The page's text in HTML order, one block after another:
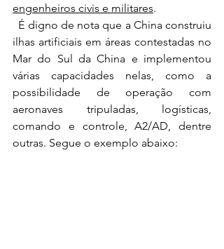
engenheiros civis e militares.
ilhas artificiais em áreas contestadas no
Mar do Sul da China e implementou
várias capacidades nelas, como a
possibilidade de operação com
aeronaves tripuladas, logísticas,
comando e controle, A2/AD, dentre
outras. Segue o exemplo abaixo: